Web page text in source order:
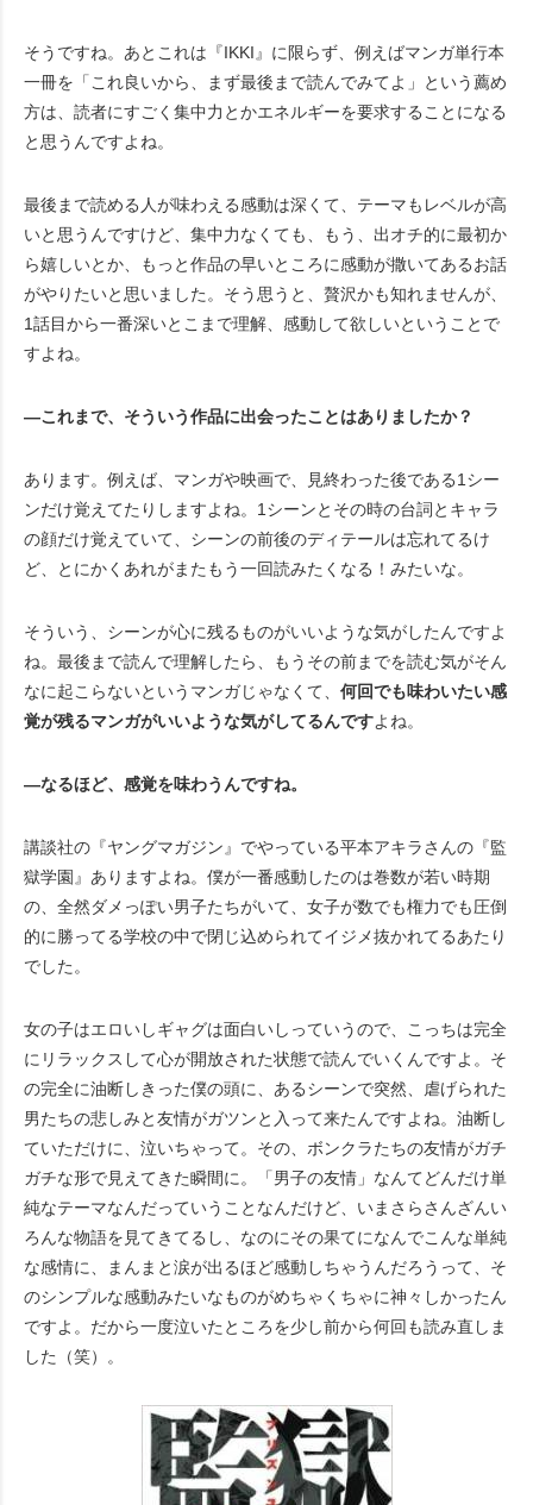
そうですね。あとこれは『IKKI』に限らず、例えばマンガ単行本
一冊を「これ良いから、まず最後まで読んでみてよ」という薦め
方は、読者にすごく集中力とかエネルギーを要求することになる
と思うんですよね。
最後まで読める人が味わえる感動は深くて、テーマもレベルが高
いと思うんですけど、集中力なくても、もう、出オチ的に最初か
ら嬉しいとか、もっと作品の早いところに感動が撒いてあるお話
がやりたいと思いました。そう思うと、贅沢かも知れませんが、
1話目から一番深いとこまで理解、感動して欲しいということで
すよね。
―これまで、そういう作品に出会ったことはありましたか？
あります。例えば、マンガや映画で、見終わった後である1シー
ンだけ覚えてたりしますよね。1シーンとその時の台詞とキャラ
の顔だけ覚えていて、シーンの前後のディテールは忘れてるけ
ど、とにかくあれがまたもう一回読みたくなる！みたいな。
そういう、シーンが心に残るものがいいような気がしたんですよ
ね。最後まで読んで理解したら、もうその前までを読む気がそん
なに起こらないというマンガじゃなくて、 何回でも味わいたい感
覚が残るマンガがいいような気がしてるんですよね。
―なるほど、感覚を味わうんですね。
講談社の『ヤングマガジン』でやっている平本アキラさんの『監
獄学園』ありますよね。僕が一番感動したのは巻数が若い時期
の、全然ダメっぽい男子たちがいて、女子が数でも権力でも圧倒
的に勝ってる学校の中で閉じ込められてイジメ抜かれてるあたり
でした。
女の子はエロいしギャグは面白いしっていうので、こっちは完全
にリラックスして心が開放された状態で読んでいくんですよ。そ
の完全に油断しきった僕の頭に、あるシーンで突然、虐げられた
男たちの悲しみと友情がガツンと入って来たんですよね。油断し
ていただけに、泣いちゃって。その、ボンクラたちの友情がガチ
ガチな形で見えてきた瞬間に。「男子の友情」なんてどんだけ単
純なテーマなんだっていうことなんだけど、いまさらさんざんい
ろんな物語を見てきてるし、なのにその果てになんでこんな単純
な感情に、まんまと涙が出るほど感動しちゃうんだろうって、そ
のシンプルな感動みたいなものがめちゃくちゃに神々しかったん
ですよ。だから一度泣いたところを少し前から何回も読み直しま
した（笑）。